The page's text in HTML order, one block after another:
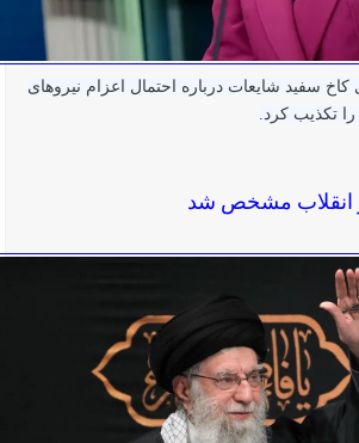
سفید شایعات درباره احتمال اعزام نیروهای
تکذیب کرد.
انقلاب مشخص شد